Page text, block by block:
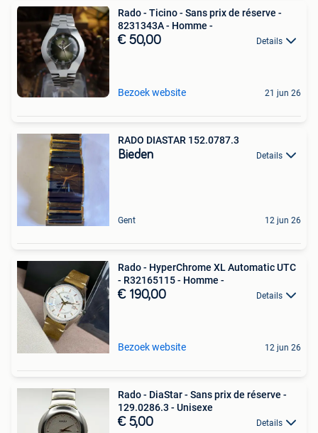
Rado - Ticino - Sans prix de réserve -
8231343A - Homme -
€ 50,00 Details
Bezoek website 21 jun 26
RADO DIASTAR 152.0787.3
Bieden Details
Gent 12 jun 26
Rado - HyperChrome XL Automatic UTC
- R32165115 - Homme -
€ 190,00 Details
Bezoek website 12 jun 26
Rado - DiaStar - Sans prix de réserve -
129.0286.3 - Unisexe
€ 5,00 Details